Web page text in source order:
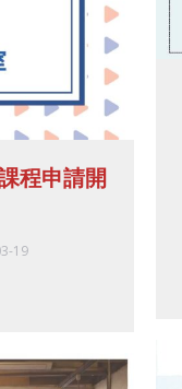
程申請開
19